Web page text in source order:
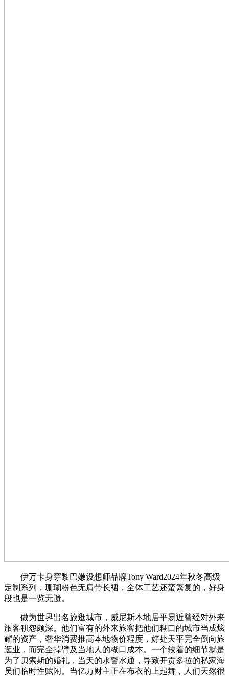
伊万卡身穿黎巴嫩设想师品牌Tony Ward2024年秋冬高级
定制系列，珊瑚粉色无肩带长裙，全体工艺还蛮繁复的，好身
段也是一览无遗。
做为世界出名旅逛城市，威尼斯本地居平易近曾经对外来
旅客积怨颇深。他们富有的外来旅客把他们糊口的城市当成炫
耀的资产，奢华消费推高本地物价程度，好处天平完全倒向旅
逛业，而完全掉臂及当地人的糊口成本。一个较着的细节就是
为了贝索斯的婚礼，当天的水警水通，导致开贡多拉的私家海
员们临时性赋闲。当亿万财主正在布衣的上起舞，人们天然很